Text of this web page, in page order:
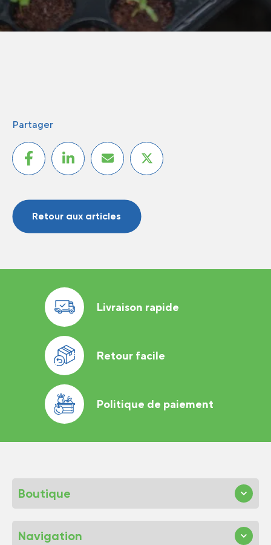
Partager
Retour aux articles
Livraison rapide
Retour facile
Politique de paiement
Boutique
Navigation